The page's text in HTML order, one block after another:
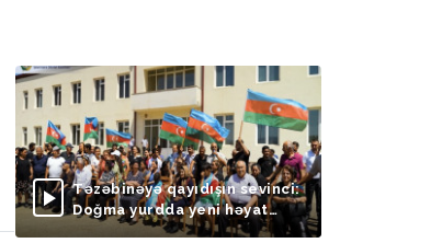
Təzəbinəyə qayıdışın sevinci:
Doğma yurdda yeni həyat
başlayır